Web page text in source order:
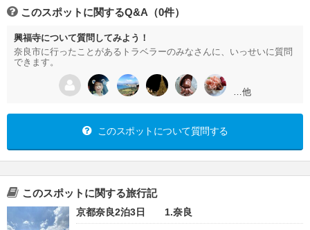
このスポットに関するQ&A（0件）
興福寺について質問してみよう！
奈良市に行ったことがあるトラベラーのみなさんに、いっせいに質問
できます。
…他
このスポットについて質問する
このスポットに関する旅行記
京都奈良2泊3日 1.奈良